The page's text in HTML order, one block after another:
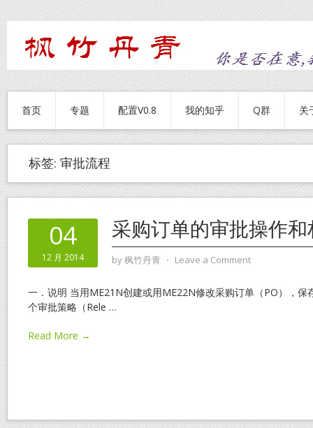
首页 专题 配置V0.8 我的知乎 Q群 关
标签: 审批流程
04
12 月 2014
采购订单的审批操作
by枫竹丹青 ⋅ Leave a Comment
一．说明 当用ME21N创建或用ME22N修改采购订单（PO），保
个审批策略（Rele …
Read More →